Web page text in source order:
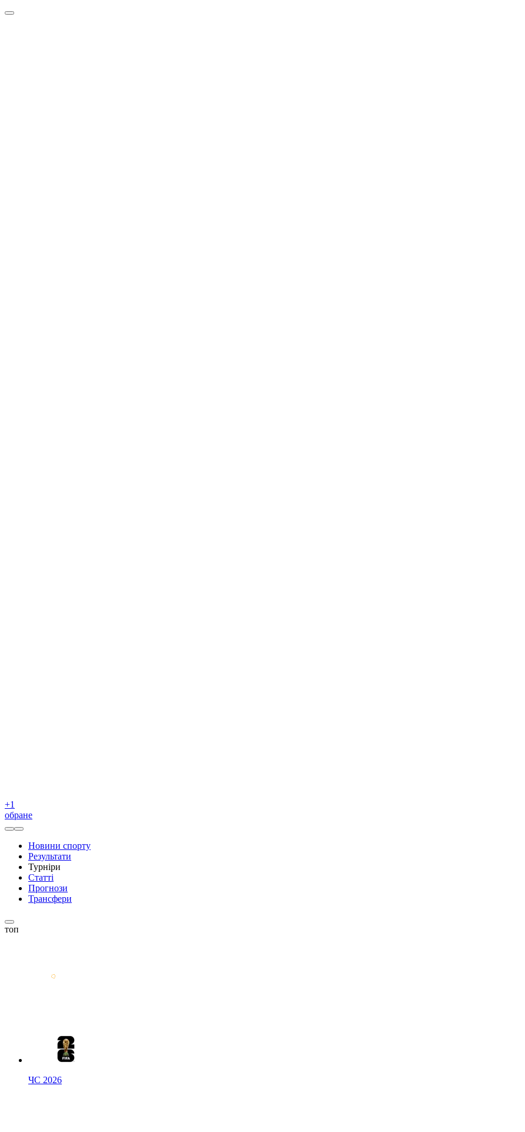
+1
обране
Новини спорту
Результати
Турніри
Статті
Прогнози
Трансфери
топ
ЧС 2026